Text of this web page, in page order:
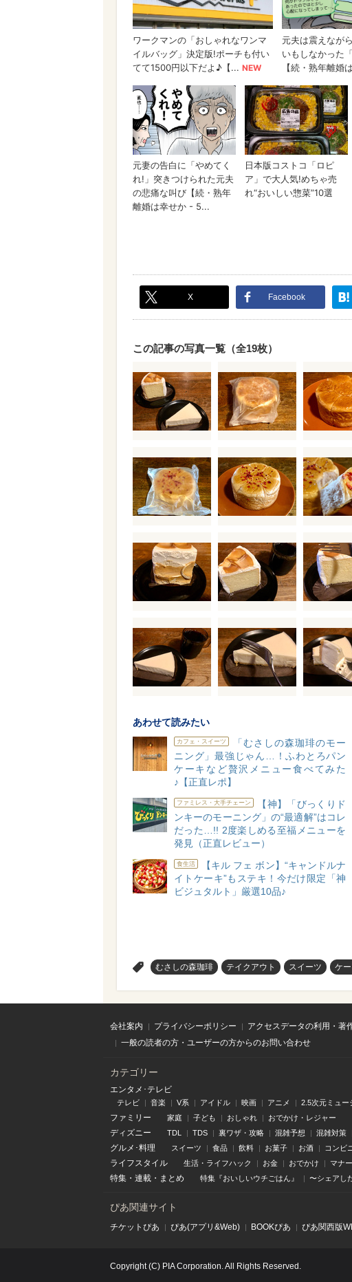
X Facebook
この記事の写真一覧（全19枚）
あわせて読みたい
カフェ・スイーツ
「むさしの森珈琲のモー
ニング」最強じゃん…！ふわとろパン
ケーキなど贅沢メニュー食べてみた
♪【正直レポ】
ファミレス・大手チェーン
【神】「びっくりド
ンキーのモーニング」の“最適解”はコレ
だった…!! 2度楽しめる至福メニューを
発見（正直レビュー）
食生活
【キル フェ ボン】“キャンドルナ
イトケーキ”もステキ！今だけ限定「神
ビジュタルト」厳選10品♪
むさしの森珈琲 テイクアウト スイーツ ケ
会社案内 プライバシーポリシー アクセスデータの利用・著
一般の読者の方・ユーザーの方からのお問い合わせ
カテゴリー
エンタメ･テレビ
テレビ 音楽 V系 アイドル 映画 アニメ 2.5次元ミュー
ファミリー 家庭 子ども おしゃれ おでかけ・レジャー
ディズニー TDL TDS 裏ワザ・攻略 混雑予想 混雑対策
グルメ･料理 スイーツ 食品 飲料 お菓子 お酒 コンビ
ライフスタイル 生活・ライフハック お金 おでかけ マナ
特集 ・ 連載 ・ まとめ 特集『おいしいウチごはん』 〜シェアし
ぴあ関連サイト
チケットぴあ ぴあ(アプリ&Web) BOOKぴあ ぴあ関⻄版
Copyright (C) PIA Corporation. All Rights Reserved.